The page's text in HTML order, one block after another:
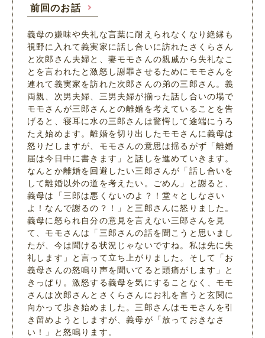
前回のお話
義母の嫌味や失礼な言葉に耐えられなくなり絶縁も
視野に入れて義実家に話し合いに訪れたさくらさん
と次郎さん夫婦と、妻モモさんの親戚から失礼なこ
とを言われたと激怒し謝罪させるためにモモさんを
連れて義実家を訪れた次郎さんの弟の三郎さん。義
両親、次男夫婦、三男夫婦が揃った話し合いの場で
モモさんが三郎さんとの離婚を考えていることを告
げると、寝耳に水の三郎さんは驚愕して途端にうろ
たえ始めます。離婚を切り出したモモさんに義母は
怒りだしますが、モモさんの意思は揺るがず「離婚
届は今日中に書きます」と話しを進めていきます。
なんとか離婚を回避したい三郎さんが「話し合いを
して離婚以外の道を考えたい。ごめん」と謝ると、
義母は「三郎は悪くないのよ？！堂々としなさい
よ！なんで謝るの？！」と三郎さんに怒りました。
義母に怒られ自分の意見を言えない三郎さんを見
て、モモさんは「三郎さんの話を聞こうと思いまし
たが、今は聞ける状況じゃないですね。私は先に失
礼します」と言って立ち上がりました。そして「お
義母さんの怒鳴り声を聞いてると頭痛がします」と
きっぱり。激怒する義母を気にすることなく、モモ
さんは次郎さんとさくらさんにお礼を言うと玄関に
向かって歩き始めました。三郎さんはモモさんを引
き留めようとしますが、義母が「放っておきなさ
い！」と怒鳴ります。